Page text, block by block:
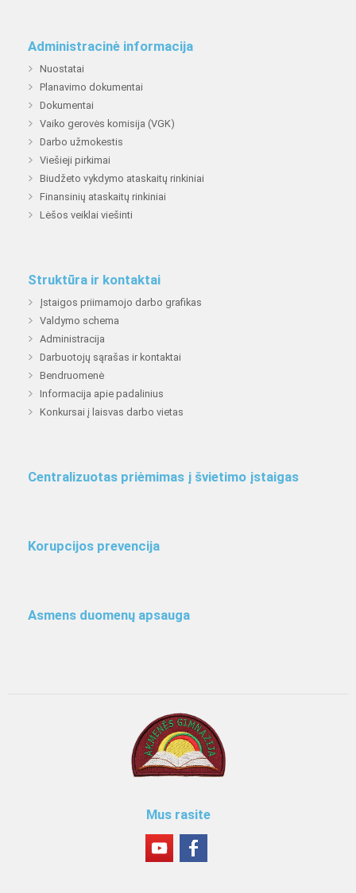
Administracinė informacija
Nuostatai
Planavimo dokumentai
Dokumentai
Vaiko gerovės komisija (VGK)
Darbo užmokestis
Viešieji pirkimai
Biudžeto vykdymo ataskaitų rinkiniai
Finansinių ataskaitų rinkiniai
Lėšos veiklai viešinti
Struktūra ir kontaktai
Įstaigos priimamojo darbo grafikas
Valdymo schema
Administracija
Darbuotojų sąrašas ir kontaktai
Bendruomenė
Informacija apie padalinius
Konkursai į laisvas darbo vietas
Centralizuotas priėmimas į švietimo įstaigas
Korupcijos prevencija
Asmens duomenų apsauga
Mus rasite